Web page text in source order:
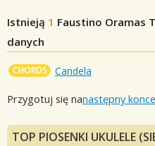
Istnieją 1 Faustino Oramas
danych
CHORDS Candela
Przygotuj się nanastępny
TOP PIOSENKI UKULELE